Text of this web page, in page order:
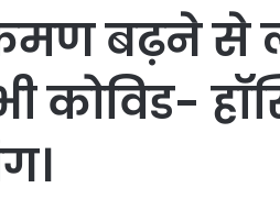
बढ़ने से
कोविड-